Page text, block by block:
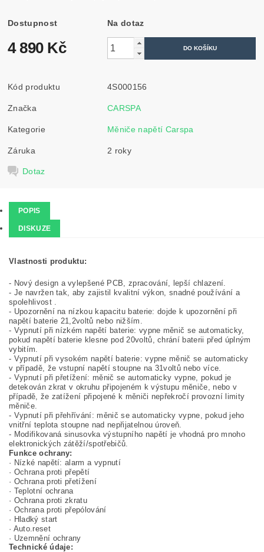
Dostupnost Na dotaz
4 890 Kč
Kód produktu 4S000156
Značka CARSPA
Kategorie Měniče napětí Carspa
Záruka 2 roky
Dotaz
POPIS
DISKUZE
Vlastnosti produktu:
- Nový design a vylepšené PCB, zpracování, lepší chlazení.
- Je navržen tak, aby zajistil kvalitní výkon,snadné používání a
spolehlivost .
- Upozornění na nízkou kapacitu baterie: dojde k upozornění při
napětí baterie 21,2voltů nebo nižším.
- Vypnutí při nízkém napětí baterie: vypne měnič se automaticky,
pokud napětí baterie klesne pod 20voltů, chrání baterii před úplným
vybitím.
- Vypnutí při vysokém napětí baterie:vypne měnič se automaticky
v případě, že vstupní napětí stoupne na31voltů nebo více.
- Vypnutí při přetížení: měnič se automaticky vypne, pokud je
detekován zkrat v okruhupřipojeném k výstupu měniče, nebo v
případě, že zatížení připojené k měniči nepřekročí provozní limity
měniče.
- Vypnutí při přehřívání: měnič se automaticky vypne, pokud jeho
vnitřní teplota stoupne nad nepřijatelnou úroveň.
- Modifikovaná sinusovka výstupního napětí je vhodná pro mnoho
elektronických zátěží/spotřebičů.
Funkce ochrany:
· Nízké napětí: alarm a vypnutí
· Ochrana proti přepětí
· Ochrana proti přetížení
· Teplotní ochrana
· Ochrana proti zkratu
· Ochrana proti přepólování
· Hladký start
· Auto.reset
· Uzemnění ochrany
Technické údaje: